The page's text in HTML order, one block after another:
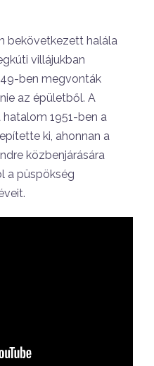
bekövetkezett halála
villájukban
ben megvonták
az épületből. A
1951-ben a
ki, ahonnan a
közbenjárására
a püspökség